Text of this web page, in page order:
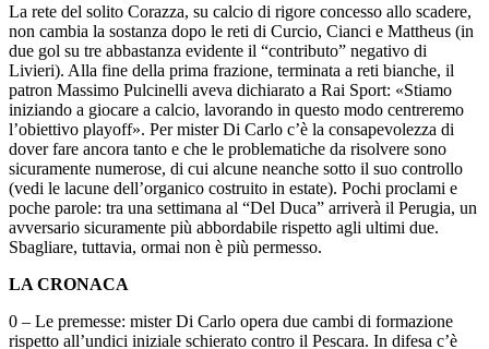
La rete del solito Corazza, su calcio di rigore concesso allo scadere,
non cambia la sostanza dopo le reti di Curcio, Cianci e Mattheus (in
due gol su tre abbastanza evidente il “contributo” negativo di
Livieri). Alla fine della prima frazione, terminata a reti bianche, il
patron Massimo Pulcinelli aveva dichiarato a Rai Sport: «Stiamo
iniziando a giocare a calcio, lavorando in questo modo centreremo
l’obiettivo playoff». Per mister Di Carlo c’è la consapevolezza di
dover fare ancora tanto e che le problematiche da risolvere sono
sicuramente numerose, di cui alcune neanche sotto il suo controllo
(vedi le lacune dell’organico costruito in estate). Pochi proclami e
poche parole: tra una settimana al “Del Duca” arriverà il Perugia, un
avversario sicuramente più abbordabile rispetto agli ultimi due.
Sbagliare, tuttavia, ormai non è più permesso.
LA CRONACA
0 – Le premesse: mister Di Carlo opera due cambi di formazione
rispetto all’undici iniziale schierato contro il Pescara. In difesa c’è